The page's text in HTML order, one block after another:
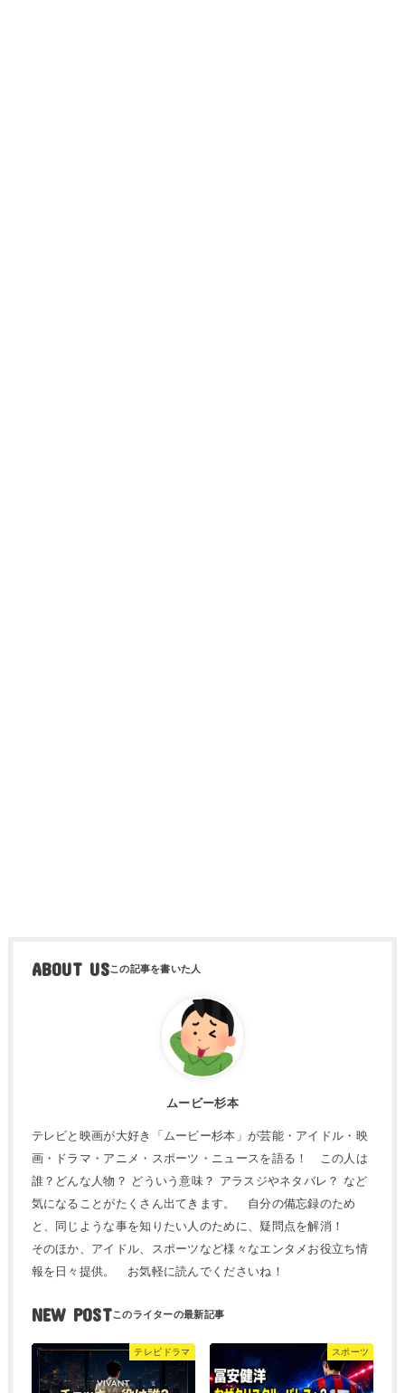
ABOUT US
ムービー杉本
テレビと映画が大好き「ムービー杉本」が芸能・アイドル・映
画・ドラマ・アニメ・スポーツ・ニュースを語る！ この人は
誰？どんな人物？ どういう意味？ アラスジやネタバレ？ など
気になることがたくさん出てきます。 自分の備忘録のため
と、同じような事を知りたい人のために、疑問点を解消！
そのほか、アイドル、スポーツなど様々なエンタメお役立ち情
報を日々提供。 お気軽に読んでくださいね！
NEW POST
テレビドラマ スポーツ